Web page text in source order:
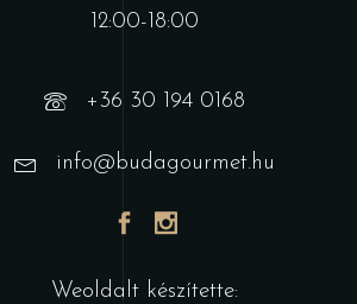
12:00-18:00
+36 30 194 0168
info@budagourmet.hu
Weoldalt készítette: